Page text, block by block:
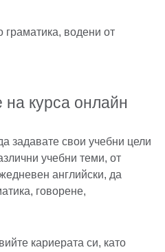
водени от
курса онлайн
задавате свои учебни цели
учебни теми, от
английски, да
говорене,
кариерата си, като